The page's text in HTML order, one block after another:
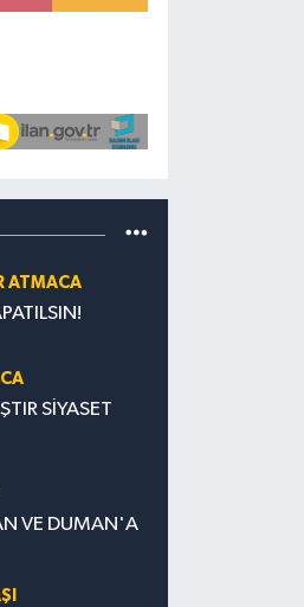
ATMACA
SİYASET
VE DUMAN'A